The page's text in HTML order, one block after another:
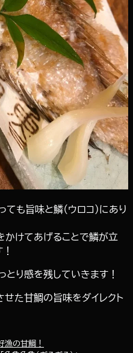
も旨味と鱗（ウロコ）にあり
かけてあげることで鱗が立
り感を残していきます！
た甘鯛の旨味をダイレクト
漁の甘鯛！